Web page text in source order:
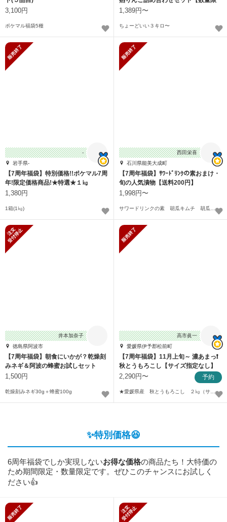
3,100円
ポケマル福袋5種
定！】
1,389円〜
ちょーどいい３キロ〜
-
岩手県-
【7周年福袋】特別価格!!ポケマル7周
年!限定価格商品!★特選★１㎏
1,380円
1箱(1㎏)
西田栄喜
石川県能美大成町
【7周年福袋】ｻﾜｰﾄﾞﾘﾝｸの素おまけ・
旬の人気漬物【送料200円】
1,998円〜
サワードリンクの素 胡瓜キムチ 胡瓜の新生姜甘辛醤油漬け ゆず大根 胡瓜の甘酢漬け〜
井本加奈子
徳島県阿波市
【7周年福袋】朝食にいかが？乾燥刻
みネギ＆阿波の蜂蜜お試しセット
1,500円
乾燥刻みネギ30g＋蜂蜜100g
高市眞一
愛媛県伊予郡松前町
【7周年福袋】11月上旬～ 濃あまっ❗
秋とうもろこし【サイズ指定なし】
2,290円〜 予約
★愛媛県産 秋とうもろこし ２㎏（サイズ指定なし）〜
✨特別価格😆
6周年福袋でしか実現しないお得な価格の商品たち！大特価の
ため期間限定・数量限定です。ぜひこのチャンスにお試しく
ださい👍